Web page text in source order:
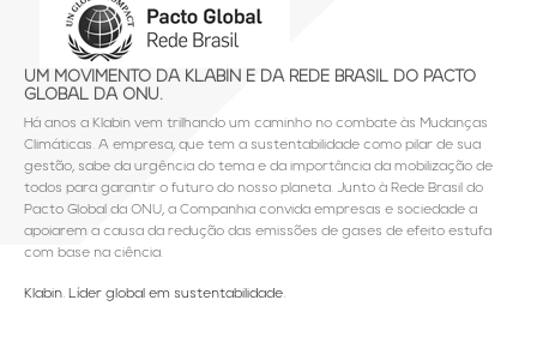
UM MOVIMENTO DA KLABIN E DA REDE BRASIL DO PACTO
GLOBAL DA ONU.
Há anos a Klabin vem trilhando um caminho no combate às Mudanças
Climáticas. A empresa, que tem a sustentabilidade como pilar de sua
gestão, sabe da urgência do tema e da importância da mobilização de
todos para garantir o futuro do nosso planeta. Junto à Rede Brasil do
Pacto Global da ONU, a Companhia convida empresas e sociedade a
apoiarem a causa da redução das emissões de gases de efeito estufa
com base na ciência.
Klabin. Líder global em sustentabilidade.